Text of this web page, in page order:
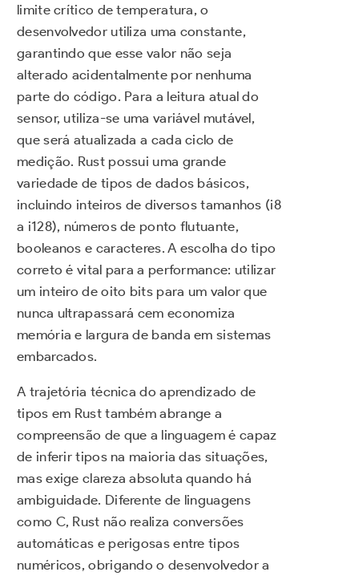
limite crítico de temperatura, o
desenvolvedor utiliza uma constante,
garantindo que esse valor não seja
alterado acidentalmente por nenhuma
parte do código. Para a leitura atual do
sensor, utiliza-se uma variável mutável,
que será atualizada a cada ciclo de
medição. Rust possui uma grande
variedade de tipos de dados básicos,
incluindo inteiros de diversos tamanhos (i8
a i128), números de ponto flutuante,
booleanos e caracteres. A escolha do tipo
correto é vital para a performance: utilizar
um inteiro de oito bits para um valor que
nunca ultrapassará cem economiza
memória e largura de banda em sistemas
embarcados.
A trajetória técnica do aprendizado de
tipos em Rust também abrange a
compreensão de que a linguagem é capaz
de inferir tipos na maioria das situações,
mas exige clareza absoluta quando há
ambiguidade. Diferente de linguagens
como C, Rust não realiza conversões
automáticas e perigosas entre tipos
numéricos, obrigando o desenvolvedor a